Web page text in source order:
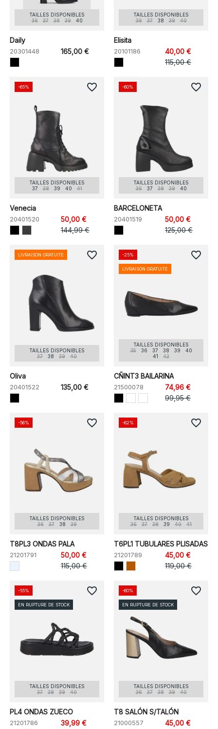
TAILLES DISPONIBLES
36
37 38 39 40
Daily
20301448 165,00 €
TAILLES DISPONIBLES
36
37 38 39 40
Elisita
20101186
40,00 €
115,00 €
TAILLES DISPONIBLES
37
38 39 40 41
Venecia
20401520
50,00 €
144,99 €
-65% favorite_border
TAILLES DISPONIBLES
36
37 38 39 40
BARCELONETA
20401519
50,00 €
125,00 €
-60% favorite_border
TAILLES DISPONIBLES
37
38 39 40
Oliva
20401522 135,00 €
LIVRAISON GRATUITE favorite_border
TAILLES DISPONIBLES
35
36 37 38 39
40
41
42
CÑINT3 BAILARINA
21500078
74,96 €
99,95 €
-25%
LIVRAISON GRATUITE
favorite_border
TAILLES DISPONIBLES
36
37 38 39
T8PL3 ONDAS PALA
21201791
50,00 €
115,00 €
-56% favorite_border
TAILLES DISPONIBLES
36
37 38 39 40 41
T6PL1 TUBULARES PLISADAS
21201789
45,00 €
119,00 €
-62% favorite_border
TAILLES DISPONIBLES
37
38 39 40
PL4 ONDAS ZUECO
21201786
39,99 €
-55%
EN RUPTURE DE STOCK
favorite_border
TAILLES DISPONIBLES
36
37 38 39 40
T8 SALÓN S/TALÓN
21000557
45,00 €
-60%
EN RUPTURE DE STOCK
favorite_border